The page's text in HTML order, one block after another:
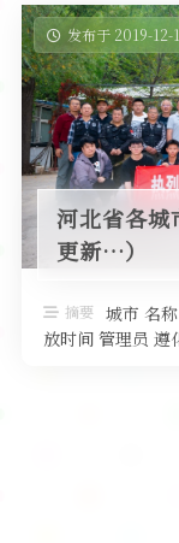
关于
黄河
黄河
政策
活动
行业
无线电资料
BA4II
图文教
视频
HAM技巧
软件
器材专区
车载
摩托
编号申请
黄河直播
编号查询
发布于 2019-12-
河北省各城
更新…）
摘要 城市 名
放时间 管理员